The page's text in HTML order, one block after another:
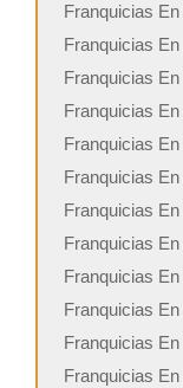
Franquicias
Franquicias
Franquicias
Franquicias
Franquicias
Franquicias
Franquicias
Franquicias
Franquicias
Franquicias
Franquicias
Franquicias